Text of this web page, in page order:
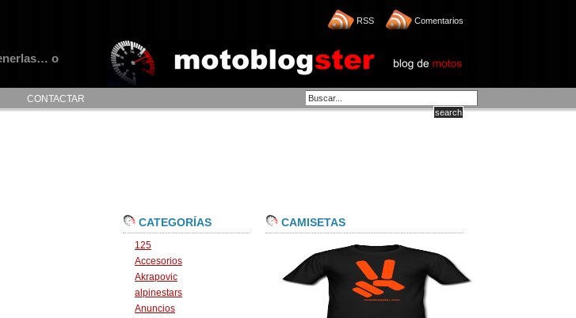
o
RSS Comentarios
CONTACTAR
CATEGORÍAS
125
Accesorios
Akrapovic
alpinestars
Anuncios
CAMISETAS